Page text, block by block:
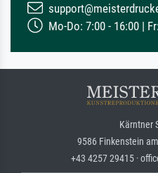
Mo-Do: 7:00 - 16:00 |
Kärntner
9586 Finkenstein
+43 4257 29415 ·